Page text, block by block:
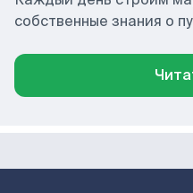
собственные знания о